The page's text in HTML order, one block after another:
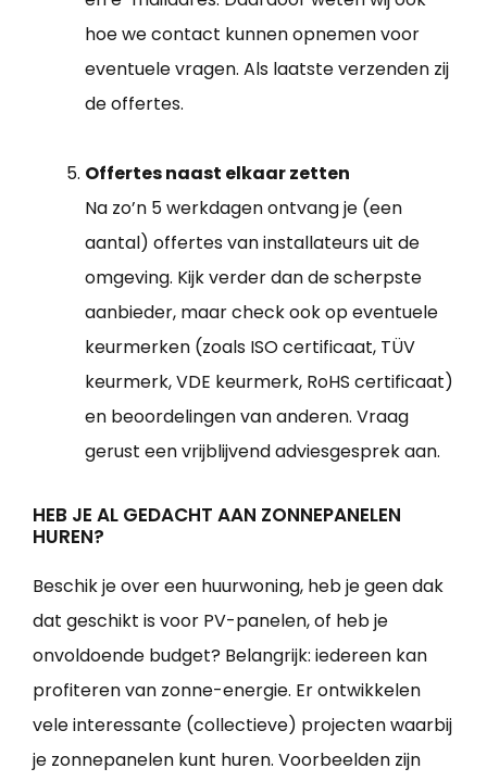
hoe we contact kunnen opnemen voor
eventuele vragen. Als laatste verzenden zij
de offertes.
Offertes naast elkaar zetten
Na zo’n 5 werkdagen ontvang je (een
aantal) offertes van installateurs uit de
omgeving. Kijk verder dan de scherpste
aanbieder, maar check ook op eventuele
keurmerken (zoals ISO certificaat, TÜV
keurmerk, VDE keurmerk, RoHS certificaat)
en beoordelingen van anderen. Vraag
gerust een vrijblijvend adviesgesprek aan.
HEB JE AL GEDACHT AAN ZONNEPANELEN
HUREN?
Beschik je over een huurwoning, heb je geen dak
dat geschikt is voor PV-panelen, of heb je
onvoldoende budget? Belangrijk: iedereen kan
profiteren van zonne-energie. Er ontwikkelen
vele interessante (collectieve) projecten waarbij
je zonnepanelen kunt huren. Voorbeelden zijn